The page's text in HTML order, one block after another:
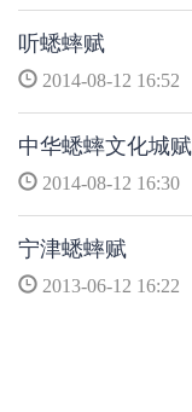
听蟋蟀赋
2014-08-12 16:52
中华蟋蟀文化城赋
2014-08-12 16:30
宁津蟋蟀赋
2013-06-12 16:22